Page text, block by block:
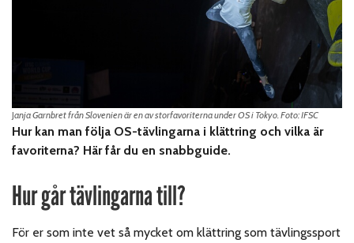
Janja Garnbret från Slovenien är en av storfavoriterna under OS i Tokyo. Foto: IFSC
Hur kan man följa OS-tävlingarna i klättring och vilka är
favoriterna? Här får du en snabbguide.
Hur går tävlingarna till?
För er som inte vet så mycket om klättring som tävlingssport